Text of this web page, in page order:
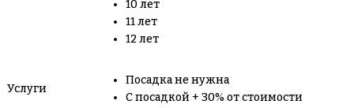
10 лет
11 лет
12 лет
Услуги
Посадка не нужна
С посадкой + 30% от стоимости